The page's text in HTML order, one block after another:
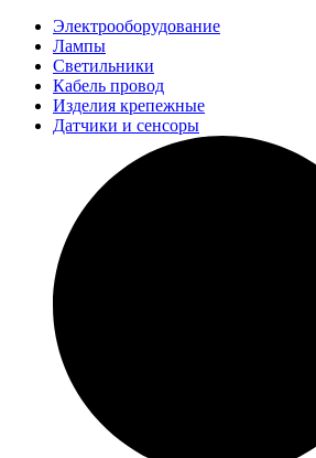
Электрооборудование
Лампы
Светильники
Кабель провод
Изделия крепежные
Датчики и сенсоры